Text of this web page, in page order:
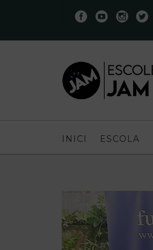
INICI ESCOLA